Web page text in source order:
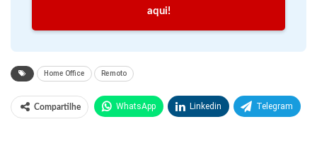
aqui!
Home Office Remoto
Compartilhe WhatsApp Linkedin Telegram